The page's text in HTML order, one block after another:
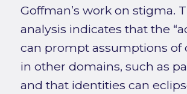
Goffman’s work on stigma.
analysis indicates that the
can prompt assumptions of
in other domains, such as
and that identities can